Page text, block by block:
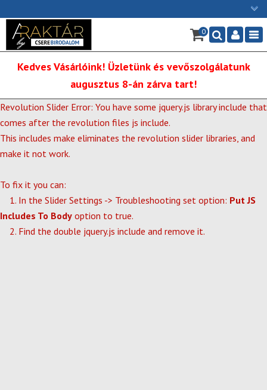
Ügyfélszolgálat: H-P: 9:00 - 16:00
06/1 255-2211
info@cserebirodalom.hu
×
0
Kedves Vásárlóink! Üzletünk és vevőszolgálatunk
augusztus 8-án zárva tart!
Revolution Slider Error: You have some jquery.js library include that
comes after the revolution files js include.
This includes make eliminates the revolution slider libraries, and
make it not work.
To fix it you can:
1. In the Slider Settings -> Troubleshooting set option: Put JS
Includes To Body option to true.
2. Find the double jquery.js include and remove it.